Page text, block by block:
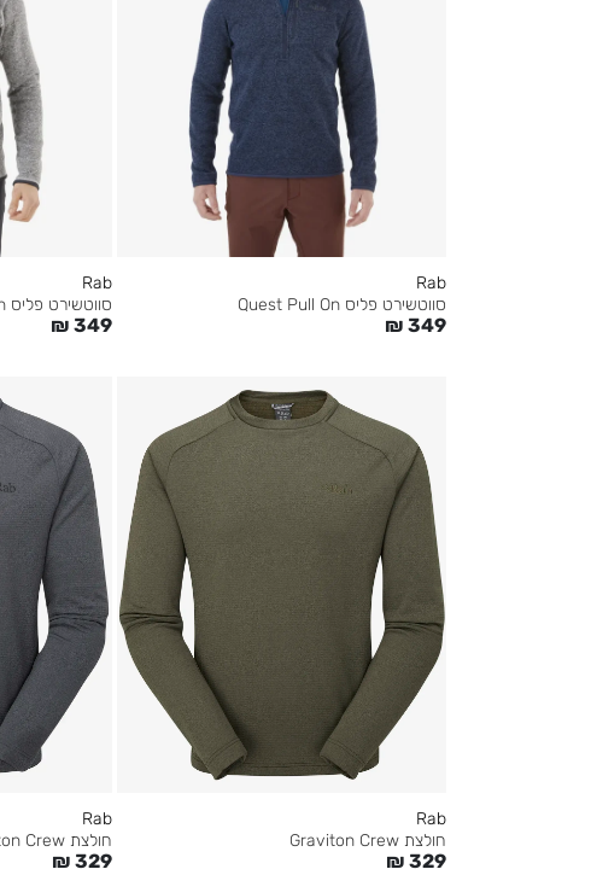
Rab
סווטשירט פליס Quest Pull On
₪ 349
Rab
סווטשירט פליס Quest Pull On
₪ 349
Rab
חולצת Graviton Crew
₪ 329
Rab
חולצת Graviton Crew
₪ 329